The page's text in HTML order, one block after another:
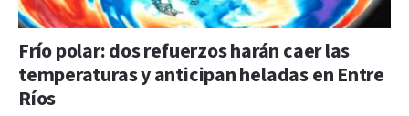
Frío polar: dos refuerzos harán caer las
temperaturas y anticipan heladas en Entre
Ríos